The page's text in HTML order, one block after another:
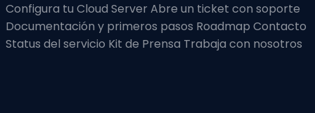
Configura tu Cloud Server Abre un ticket con soporte
Documentación y primeros pasos Roadmap Contacto
Status del servicio Kit de Prensa Trabaja con nosotros